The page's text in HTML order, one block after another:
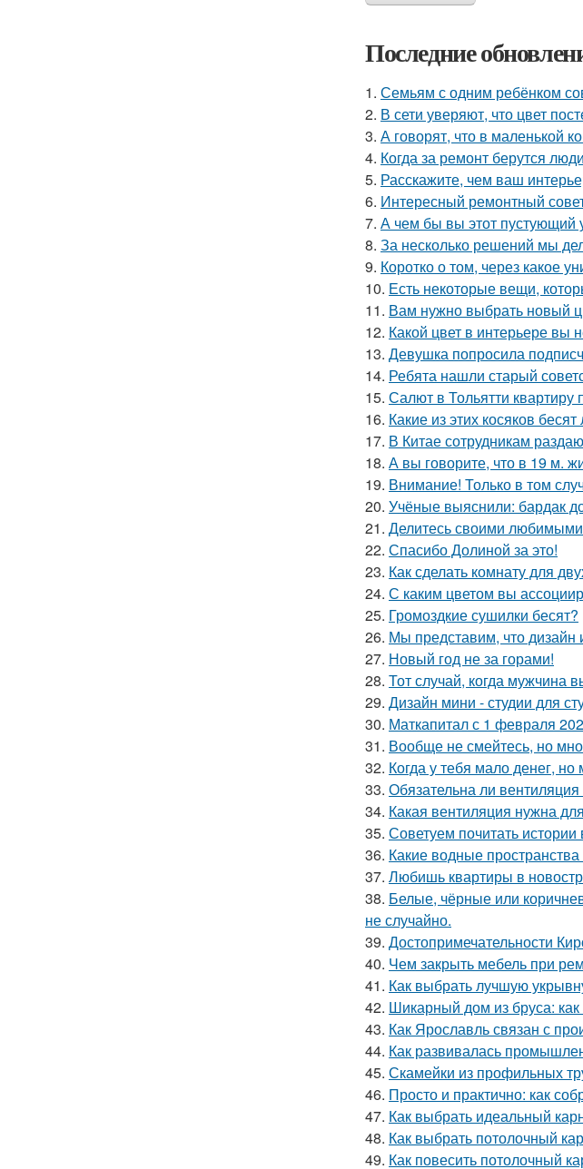
Последние
1. Семьям с одним ребёнком
2. В сети уверяют, что цвет
3. А говорят, что в маленькой
4. Когда за ремонт берутся
5. Расскажите, чем ваш
6. Интересный ремонтный
7. А чем бы вы этот пустующий
8. За несколько решений мы
9. Коротко о том, через какое
10. Есть некоторые вещи,
11. Вам нужно выбрать новый
12. Какой цвет в интерьере вы
13. Девушка попросила
14. Ребята нашли старый
15. Салют в Тольятти квартиру
16. Какие из этих косяков
17. В Китае сотрудникам
18. А вы говорите, что в 19 м.
19. Внимание! Только в том
20. Учёные выяснили: бардак
21. Делитесь своими
22. Спасибо Долиной за это!
23. Как сделать комнату для
24. С каким цветом вы
25. Громоздкие сушилки бесят?
26. Мы представим, что
27. Новый год не за горами!
28. Тот случай, когда мужчина
29. Дизайн мини - студии для
30. Маткапитал с 1 февраля
31. Вообще не смейтесь, но
32. Когда у тебя мало денег,
33. Обязательна ли вентиляция
34. Какая вентиляция нужна
35. Советуем почитать
36. Какие водные
37. Любишь квартиры в
38. Белые, чёрные или
не случайно.
39. Достопримечательности
40. Чем закрыть мебель при
41. Как выбрать лучшую
42. Шикарный дом из бруса:
43. Как Ярославль связан с
44. Как развивалась
45. Скамейки из профильных
46. Просто и практично: как
47. Как выбрать идеальный
48. Как выбрать потолочный
49. Как повесить потолочный